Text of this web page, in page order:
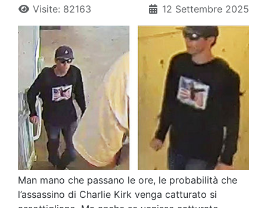
12 Settembre 2025
Visite: 82163
Man mano che passano le ore, le probabilità che
l’assassino di Charlie Kirk venga catturato si